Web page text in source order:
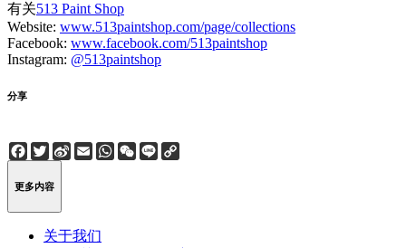
有关513 Paint Shop
Website: www.513paintshop.com/page/collections
Facebook: www.facebook.com/513paintshop
Instagram: @513paintshop
分享
Facebook
Twitter
Sina
Weibo
EmailWhatsApp
WeChat
Line
更多内容
关于我们